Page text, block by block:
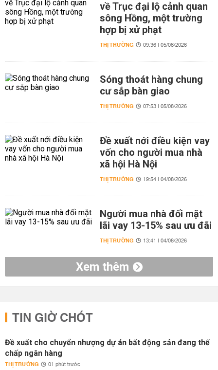
về Trục đại lộ cảnh quan
sông Hồng, một trường
hợp bị xử phạt
THỊ TRƯỜNG 09:36 | 05/08/2026
Sóng thoát hàng chung
cư sắp bàn giao
THỊ TRƯỜNG 07:53 | 05/08/2026
Đề xuất nới điều kiện vay
vốn cho người mua nhà
xã hội Hà Nội
THỊ TRƯỜNG 19:54 | 04/08/2026
Người mua nhà đối mặt
lãi vay 13-15% sau ưu đãi
THỊ TRƯỜNG 13:41 | 04/08/2026
Xem thêm
TIN GIỜ CHÓT
Đề xuất cho chuyển nhượng dự án bất động sản đang thế
chấp ngân hàng
THỊ TRƯỜNG 01 phút trước